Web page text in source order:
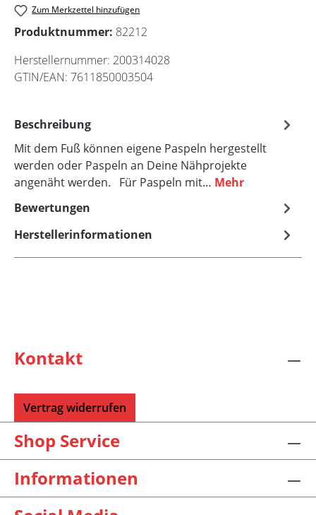
Zum Merkzettel hinzufügen
Produktnummer: 82212
Herstellernummer: 200314028
GTIN/EAN: 7611850003504
Beschreibung
Mit dem Fuß können eigene Paspeln hergestellt
werden oder Paspeln an Deine Nähprojekte
angenäht werden. Für Paspeln mit… Mehr
Bewertungen
Herstellerinformationen
Kontakt
Vertrag widerrufen
Shop Service
Informationen